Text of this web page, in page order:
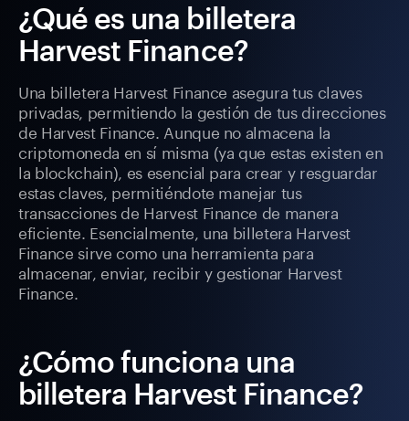
¿Qué es una billetera
Harvest Finance?
Una billetera Harvest Finance asegura tus claves
privadas, permitiendo la gestión de tus direcciones
de Harvest Finance. Aunque no almacena la
criptomoneda en sí misma (ya que estas existen en
la blockchain), es esencial para crear y resguardar
estas claves, permitiéndote manejar tus
transacciones de Harvest Finance de manera
eficiente. Esencialmente, una billetera Harvest
Finance sirve como una herramienta para
almacenar, enviar, recibir y gestionar Harvest
Finance.
¿Cómo funciona una
billetera Harvest Finance?